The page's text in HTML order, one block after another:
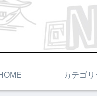
カテゴリ